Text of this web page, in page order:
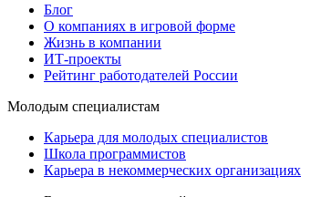
Блог
О компаниях в игровой форме
Жизнь в компании
ИТ-проекты
Рейтинг работодателей России
Молодым специалистам
Карьера для молодых специалистов
Школа программистов
Карьера в некоммерческих организациях